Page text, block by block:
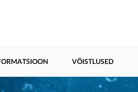
VÕISTLUSED